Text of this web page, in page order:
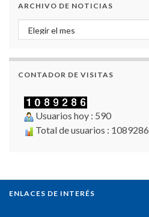
ARCHIVO DE NOTICIAS
Archivo de Noticias
CONTADOR DE VISITAS
Usuarios hoy : 590
Total de usuarios : 1089286
ENLACES DE INTERÉS